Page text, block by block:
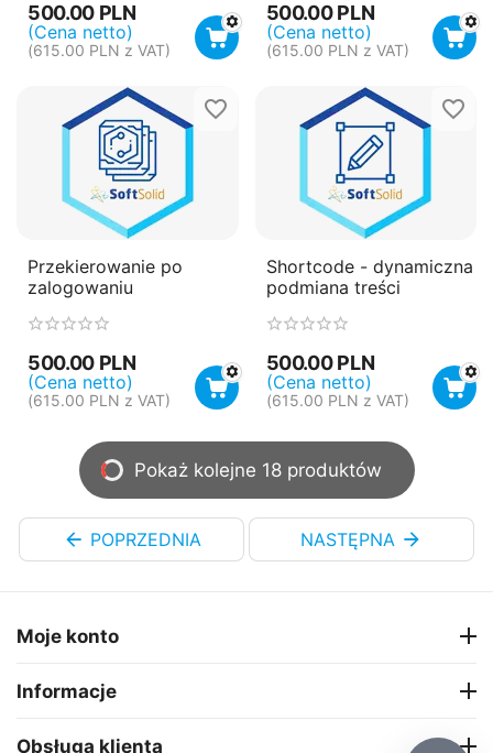
500.00 PLN
(Cena netto)
(615.00 PLN z VAT)
500.00 PLN
(Cena netto)
(615.00 PLN z VAT)
Przekierowanie po
zalogowaniu
500.00 PLN
(Cena netto)
(615.00 PLN z VAT)
Shortcode - dynamiczna
podmiana treści
500.00 PLN
(Cena netto)
(615.00 PLN z VAT)
Pokaż kolejne 18 produktów
POPRZEDNIA NASTĘPNA
Moje konto
Informacje
Obsługa klienta